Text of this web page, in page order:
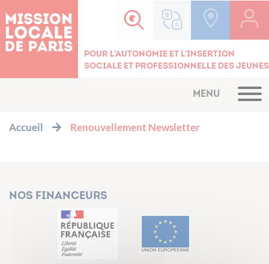
Pour l'autonomie et l'insertion
sociale et professionnelle des jeunes
MENU
Accueil Renouvellement Newsletter
Nos financeurs